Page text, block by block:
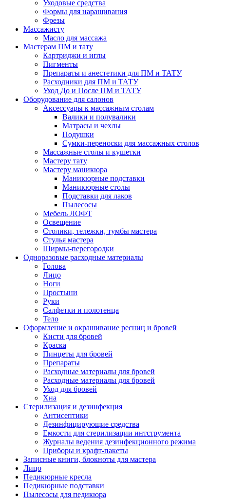
Уходовые средства
Формы для наращивания
Фрезы
Массажисту
Масло для массажа
Мастерам ПМ и тату
Картриджи и иглы
Пигменты
Препараты и анестетики для ПМ и ТАТУ
Расходники для ПМ и ТАТУ
Уход До и После ПМ и ТАТУ
Оборудование для салонов
Аксессуары к массажным столам
Валики и полувалики
Матрасы и чехлы
Подушки
Сумки-переноски для массажных столов
Массажные столы и кушетки
Мастеру тату
Мастеру маникюра
Маникюрные подставки
Маникюрные столы
Подставки для лаков
Пылесосы
Мебель ЛОФТ
Освещение
Столики, тележки, тумбы мастера
Стулья мастера
Ширмы-перегородки
Одноразовые расходные материалы
Голова
Лицо
Ноги
Простыни
Руки
Салфетки и полотенца
Тело
Оформление и окрашивание ресниц и бровей
Кисти для бровей
Краска
Пинцеты для бровей
Препараты
Расходные материалы для бровей
Расходные материалы для бровей
Уход для бровей
Хна
Стерилизация и дезинфекция
Антисептики
Дезинфицирующие средства
Емкости для стерилизации интструмента
Журналы ведения дезинфекционного режима
Приборы и крафт-пакеты
Записные книги, блокноты для мастера
Лицо
Педикюрные кресла
Педикюрные подставки
Пылесосы для педикюра